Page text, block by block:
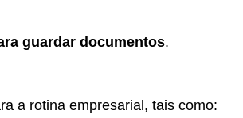
guardar documentos.
a rotina empresarial, tais como: